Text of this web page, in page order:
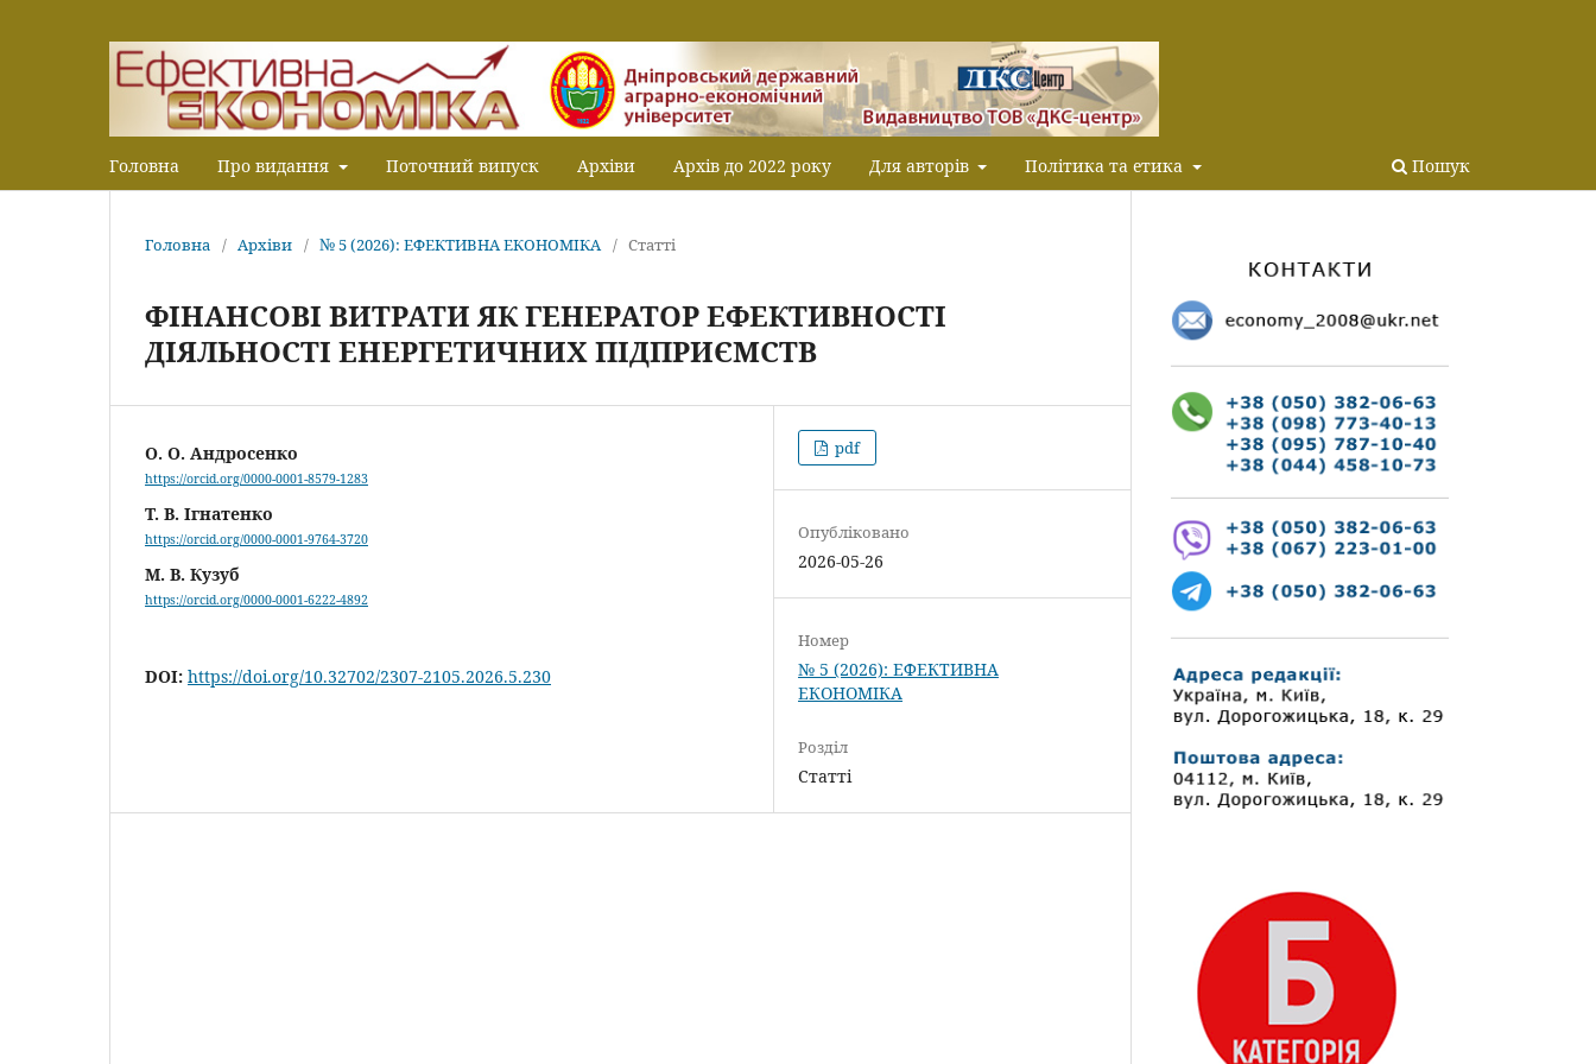
Головна Про видання Поточний випуск Архіви Архів до 2022 року Для авторів Політика та етика Пошук
Головна / Архіви / № 5 (2026): ЕФЕКТИВНА ЕКОНОМІКА / Статті
ФІНАНСОВІ ВИТРАТИ ЯК ГЕНЕРАТОР ЕФЕКТИВНОСТІ
ДІЯЛЬНОСТІ ЕНЕРГЕТИЧНИХ ПІДПРИЄМСТВ
О. О. Андросенко
https://orcid.org/0000-0001-8579-1283
Т. В. Ігнатенко
https://orcid.org/0000-0001-9764-3720
М. В. Кузуб
https://orcid.org/0000-0001-6222-4892
DOI: https://doi.org/10.32702/2307-2105.2026.5.230
pdf
Опубліковано
2026-05-26
Номер
№ 5 (2026): ЕФЕКТИВНА
ЕКОНОМІКА
Розділ
Статті